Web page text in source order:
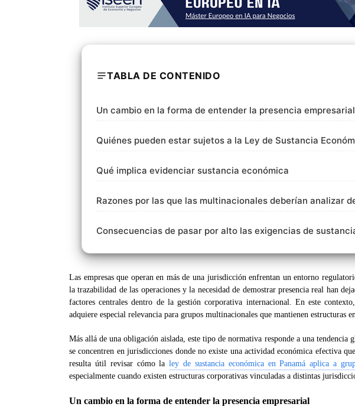
TABLA DE CONTENIDO
Un cambio en la forma de entender la presencia empresarial
Quiénes pueden estar sujetos a la Ley de Sustancia
Qué implica evidenciar sustancia económica
Razones por las que las multinacionales deberían analizar
Consecuencias de pasar por alto las exigencias de
Las empresas que operan en más de una jurisdicción enfrentan un entorno
la trazabilidad de las operaciones y la necesidad de demostrar presencia real han
factores centrales dentro de la gestión corporativa internacional. En este
adquiere especial relevancia para grupos multinacionales que mantienen estructuras
Más allá de una obligación aislada, este tipo de normativa responde a una tendencia
se concentren en jurisdicciones donde no existe una actividad económica efectiva
resulta útil revisar cómo laley de sustancia económica en Panamá aplica a
especialmente cuando existen estructuras corporativas vinculadas a distintas
Un cambio en la forma de entender la presencia empresarial